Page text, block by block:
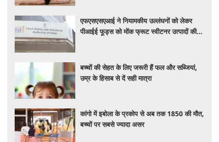
एफएसएसएआई ने नियामकीय उल्लंघनों को लेकर
पीआईई फूड्स को मोंक फ्रूट स्वीटनर उत्पादों की
बच्चों की सेहत के लिए जरूरी हैं फल और सब्जियां,
उम्र के हिसाब से दें सही मात्रा
कांगो में इबोला के प्रकोप से अब तक 1850 की मौत,
बच्चों पर सबसे ज्यादा असर